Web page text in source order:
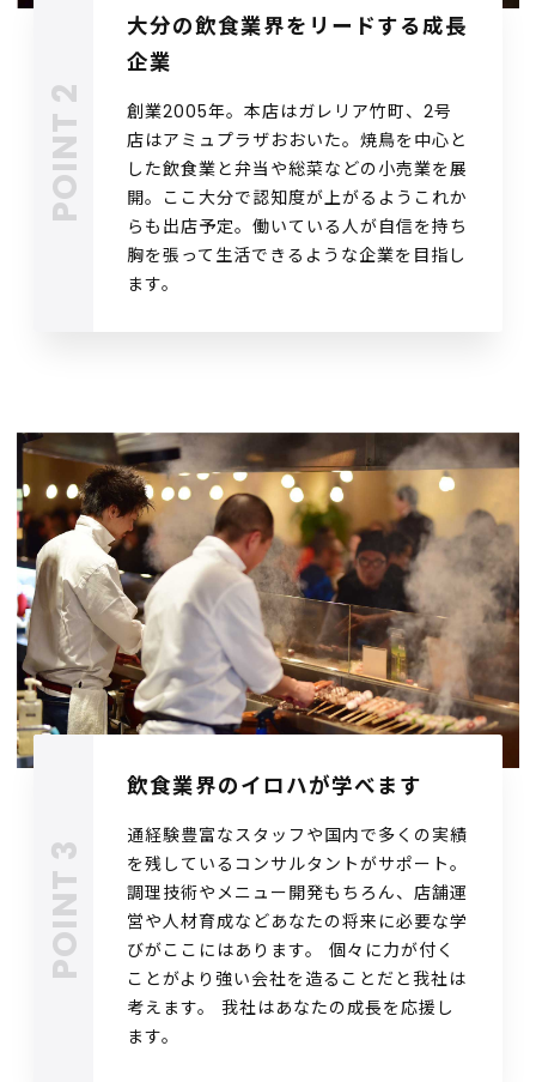
大分の飲食業界をリードする成長
企業
創業2005年。本店はガレリア竹町、2号
店はアミュプラザおおいた。焼鳥を中心と
した飲食業と弁当や総菜などの小売業を展
開。ここ大分で認知度が上がるようこれか
らも出店予定。働いている人が自信を持ち
胸を張って生活できるような企業を目指し
ます。
飲食業界のイロハが学べます
通経験豊富なスタッフや国内で多くの実績
を残しているコンサルタントがサポート。
調理技術やメニュー開発もちろん、店舗運
営や人材育成などあなたの将来に必要な学
びがここにはあります。 個々に力が付く
ことがより強い会社を造ることだと我社は
考えます。 我社はあなたの成長を応援し
ます。